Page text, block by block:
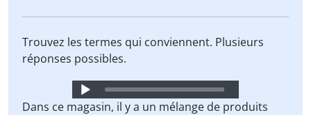
Trouvez les termes qui conviennent. Plusieurs
réponses possibles.
Audio
Player
Dans ce magasin, il y a un mélange de produits